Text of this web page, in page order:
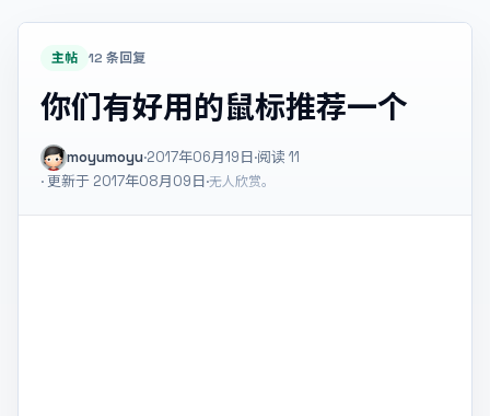
主帖 12 条回复
你们有好用的鼠标推荐一个
moyumoyu·2017年06月19日·阅读 11
· 更新于 2017年08月09日·无人欣赏。